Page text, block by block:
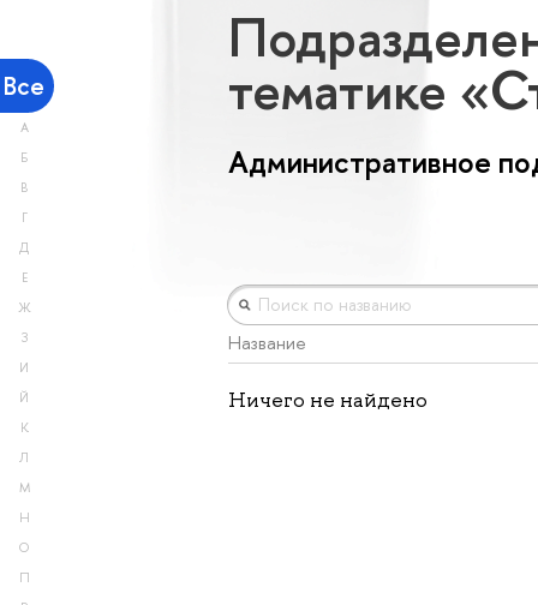
Все
А
Б
В
Г
Д
Е
Ж
З
И
Й
К
Л
М
Н
О
П
тематике
Административное
Название
Ничего не найдено